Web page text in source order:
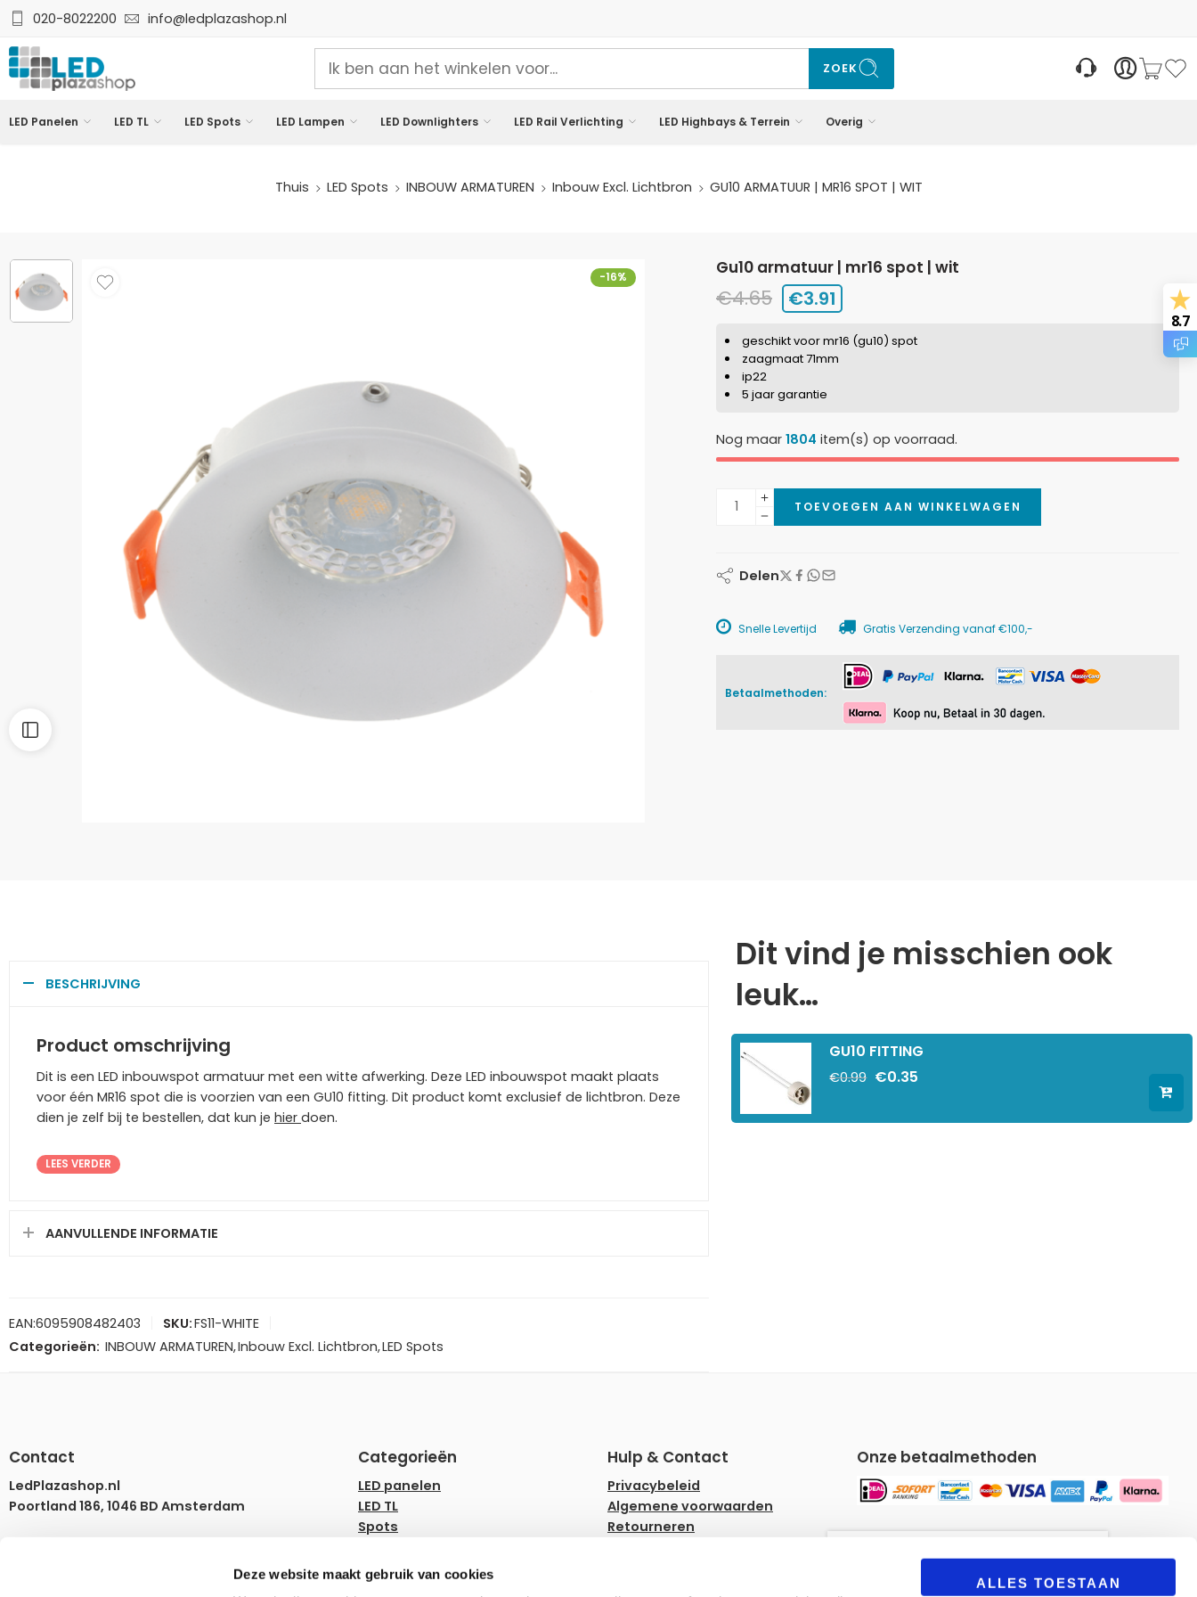
Deze website maakt gebruik van cookies
ALLES TOESTAAN
020-8022200 info@ledplazashop.nl
ZOEK
LED Panelen LED TL LED Spots LED Lampen LED Downlighters LED Rail Verlichting LED Highbays & Terrein Overig
Thuis LED Spots INBOUW ARMATUREN Inbouw Excl. Lichtbron GU10 ARMATUUR | MR16 SPOT | WIT
-16% gu10 armatuur | mr16 spot | wit
€4.65 €3.91
geschikt voor mr16 (gu10) spot
zaagmaat 71mm
ip22
5 jaar garantie
Nog maar 1804 item(s) op voorraad.
TOEVOEGEN AAN WINKELWAGEN
Delen
Snelle Levertijd Gratis Verzending vanaf €100,-
Betaalmethoden:
BESCHRIJVING
Product omschrijving
Dit is een LED inbouwspot armatuur met een witte afwerking. Deze LED inbouwspot maakt plaats
voor één MR16 spot die is voorzien van een GU10 fitting. Dit product komt exclusief de lichtbron. Deze
dien je zelf bij te bestellen, dat kun je hier doen.
LEES VERDER
AANVULLENDE INFORMATIE
EAN:6095908482403 SKU:FS11-WHITE
Categorieën: INBOUW ARMATUREN,Inbouw Excl. Lichtbron,LED Spots
Dit vind je misschien ook
leuk…
GU10 FITTING
€0.99 €0.35
Contact
LedPlazashop.nl
Poortland 186, 1046 BD Amsterdam
Categorieën
LED panelen
LED TL
Spots
LED lampen
LED downlighters
Hulp & Contact
Privacybeleid
Algemene voorwaarden
Retourneren
Onze betaalmethoden
Om u een gepersonaliseerde
winkelervaring te bieden, maakt
8.7